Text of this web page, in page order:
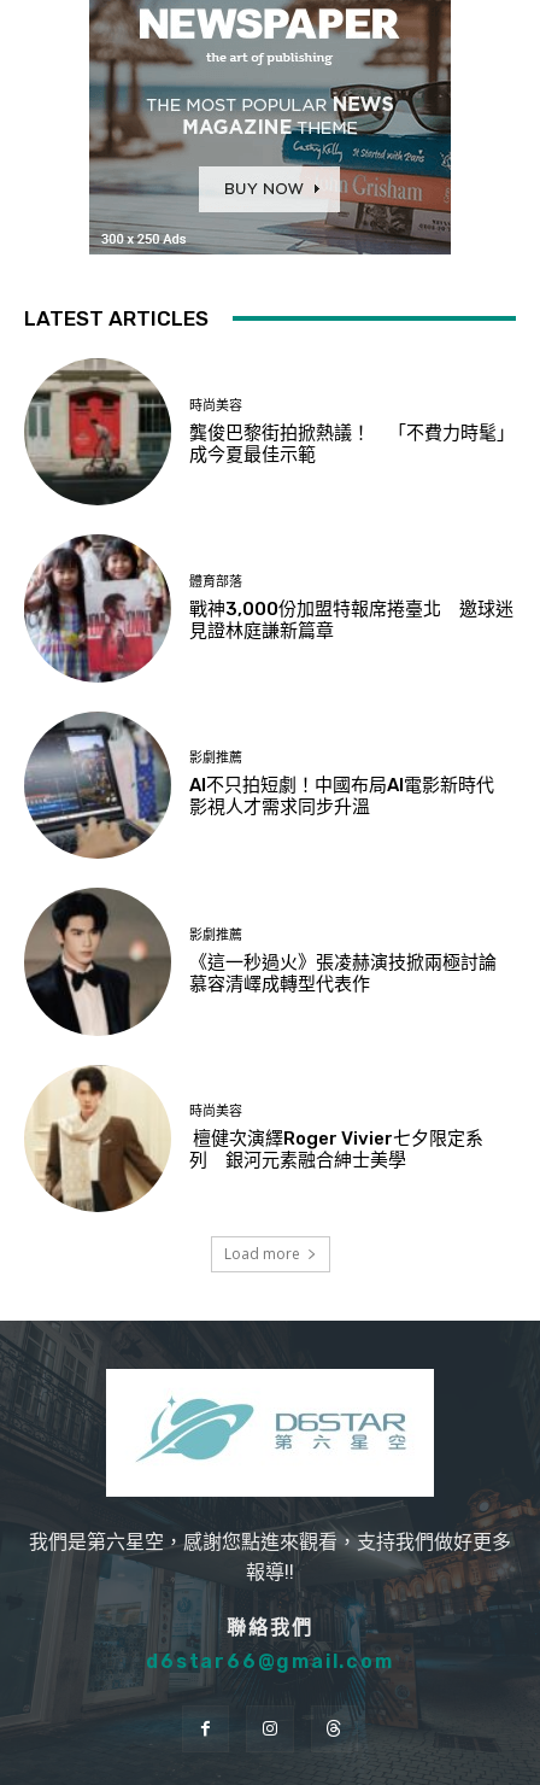
LATEST ARTICLES
時尚美容
龔俊巴黎街拍掀熱議！ 「不費力時髦」
成今夏最佳示範
體育部落
戰神3,000份加盟特報席捲臺北 邀球迷
見證林庭謙新篇章
影劇推薦
AI不只拍短劇！中國布局AI電影新時代
影視人才需求同步升溫
影劇推薦
《這一秒過火》張凌赫演技掀兩極討論
慕容清嶧成轉型代表作
時尚美容
檀健次演繹Roger Vivier七夕限定系
列 銀河元素融合紳士美學
Load more
我們是第六星空，感謝您點進來觀看，支持我們做好更多
報導!!
聯絡我們
d6star66@gmail.com